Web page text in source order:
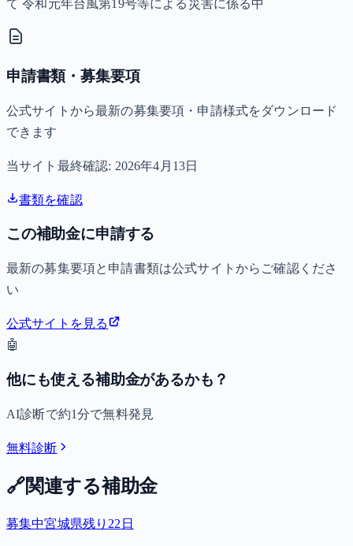
て 令和元年台風第19号等による災害に係る中
申請書類・募集要項
公式サイトから最新の募集要項・申請様式をダウンロード
できます
当サイト最終確認: 2026年4月13日
書類を確認
この補助金に申請する
最新の募集要項と申請書類は公式サイトからご確認くださ
い
公式サイトを見る
🤖
他にも使える補助金があるかも？
AI診断で約1分で無料発見
無料診断
🔗関連する補助金
募集中宮城県残り22 日